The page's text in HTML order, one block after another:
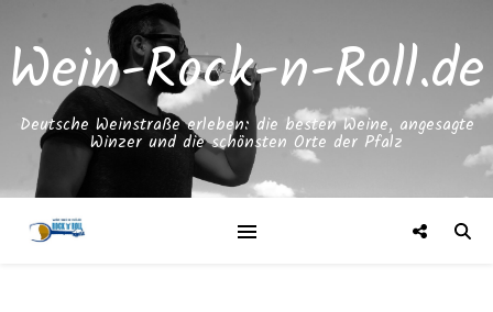
Wein-Rock-n-Roll.de
Deutsche Weinstraße erleben: die besten Weine, angesagte
Winzer und die schönsten Orte der Pfalz